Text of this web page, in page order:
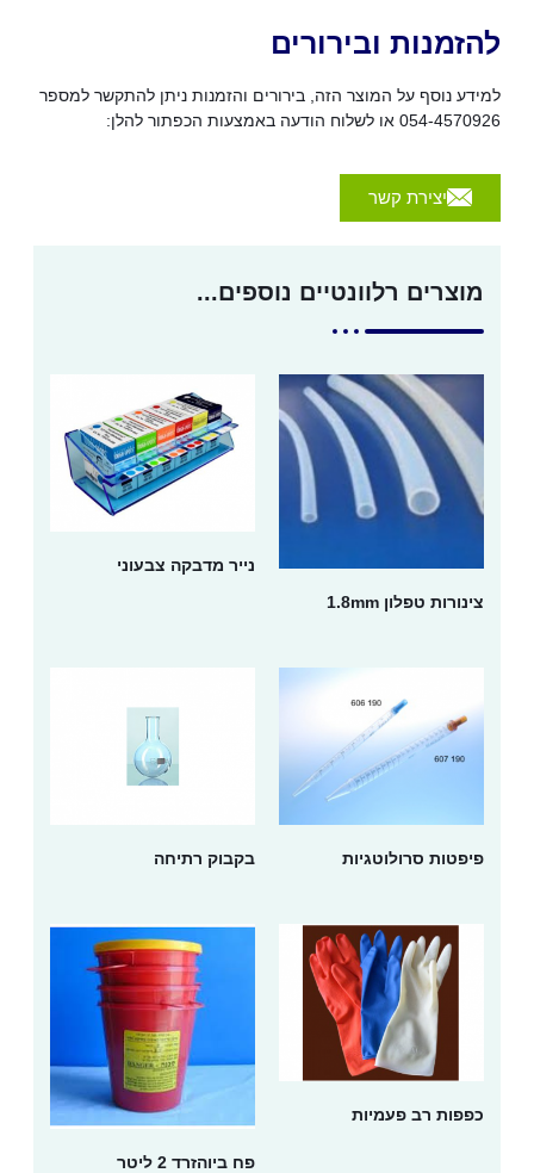
להזמנות ובירורים
למידע נוסף על המוצר הזה, בירורים והזמנות ניתן להתקשר למספר
054-4570926 או לשלוח הודעה באמצעות הכפתור להלן:
יצירת קשר
מוצרים רלוונטיים נוספים...
צינורות טפלון 1.8mm
נייר מדבקה צבעוני
פיפטות סרולוטגיות בקבוק רתיחה
כפפות רב פעמיות
פח ביוהזרד 2 ליטר